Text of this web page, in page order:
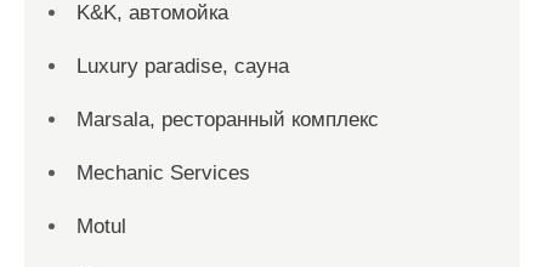
K&K, автомойка
Luxury paradise, сауна
Marsala, ресторанный комплекс
Mechanic Services
Motul